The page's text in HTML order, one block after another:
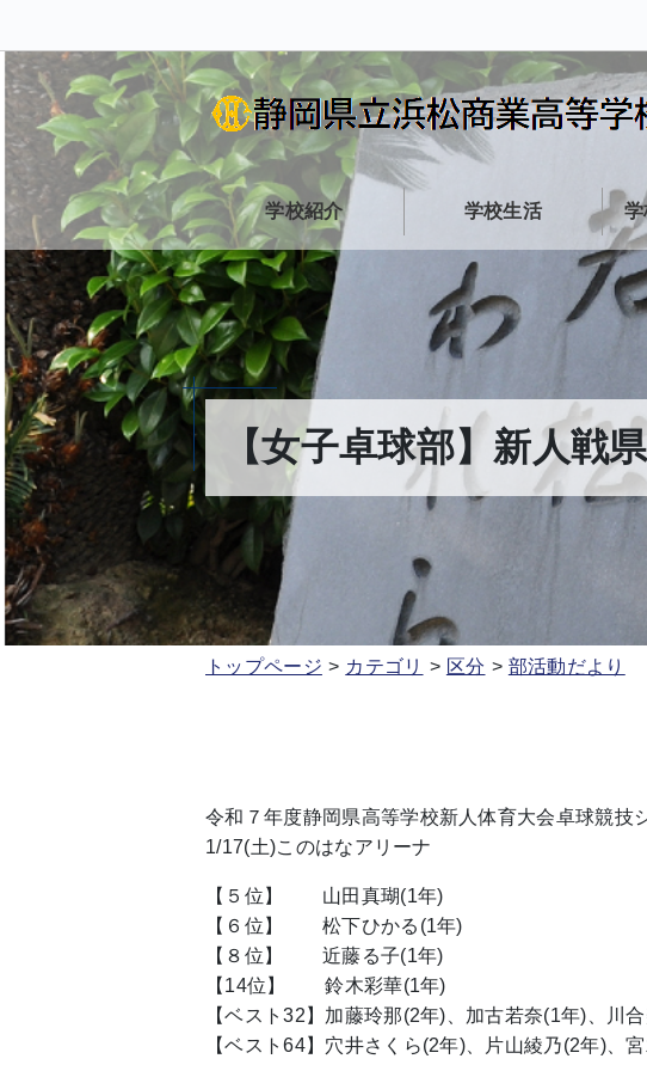
学校紹介 学校生活
【女子卓球部】新人戦
トップページ カテゴリ 区分 部活動だより
令和７年度静岡県高等学校新人体育大会卓球競
1/17(土)このはなアリーナ
【５位】 山田真瑚(1年)
【６位】 松下ひかる(1年)
【８位】 近藤る子(1年)
【14位】 鈴木彩華(1年)
【ベスト32】加藤玲那(2年)、加古若奈(1年)、川
【ベスト64】穴井さくら(2年)、片山綾乃(2年)、